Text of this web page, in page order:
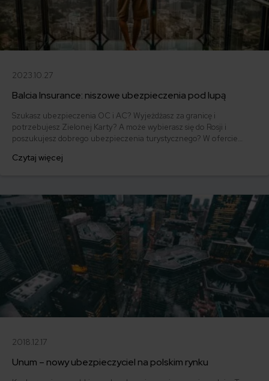
2023.10.27
Balcia Insurance: niszowe ubezpieczenia pod lupą
Szukasz ubezpieczenia OC i AC? Wyjeżdżasz za granicę i
potrzebujesz Zielonej Karty? A może wybierasz się do Rosji i
poszukujesz dobrego ubezpieczenia turystycznego? W ofercie
ubezpieczenie OC agentów ubezpieczeniowych czy OC dla osób
Czytaj więcej
2018.12.17
Unum – nowy ubezpieczyciel na polskim rynku